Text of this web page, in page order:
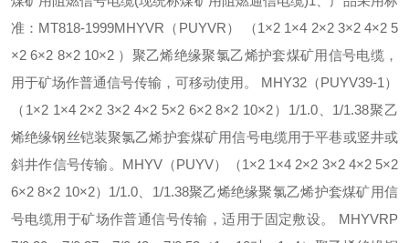
准：MT818-1999MHYVR（PUYVR） （1×2 1×4 2×2 3×2 4×2 5
×2 6×2 8×2 10×2 ）聚乙烯绝缘聚氯乙烯护套煤矿用信号电缆，
用于矿场作普通信号传输，可移动使用。 MHY32（PUYV39-1）
（1×2 1×4 2×2 3×2 4×2 5×2 6×2 8×2 10×2）1/1.0、1/1.38聚乙
烯绝缘钢丝铠装聚氯乙烯护套煤矿用信号电缆用于平巷或竖井或
斜井作信号传输。MHYV（PUYV）（1×2 1×4 2×2 3×2 4×2 5×2
6×2 8×2 10×2）1/1.0、1/1.38聚乙烯绝缘聚氯乙烯护套煤矿用信
号电缆用于矿场作普通信号传输，适用于固定敷设。 MHYVRP